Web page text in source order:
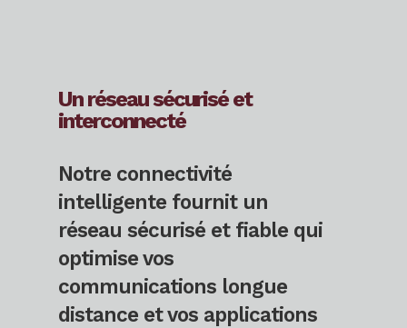
Un réseau sécurisé et
interconnecté
Notre connectivité
intelligente fournit un
réseau sécurisé et fiable qui
optimise vos
communications longue
distance et vos applications